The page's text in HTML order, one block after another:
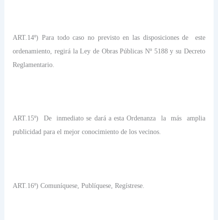
ART.14º) Para todo caso no previsto en las disposiciones de
este
ordenamiento, regirá la Ley de Obras Públicas Nº 5188 y su Decreto
Reglamentario.
ART.15º) De inmediato se dará a esta Ordenanza la más
amplia
publicidad para el mejor conocimiento de los vecinos.
ART.16º) Comuníquese, Publíquese, Regístrese.